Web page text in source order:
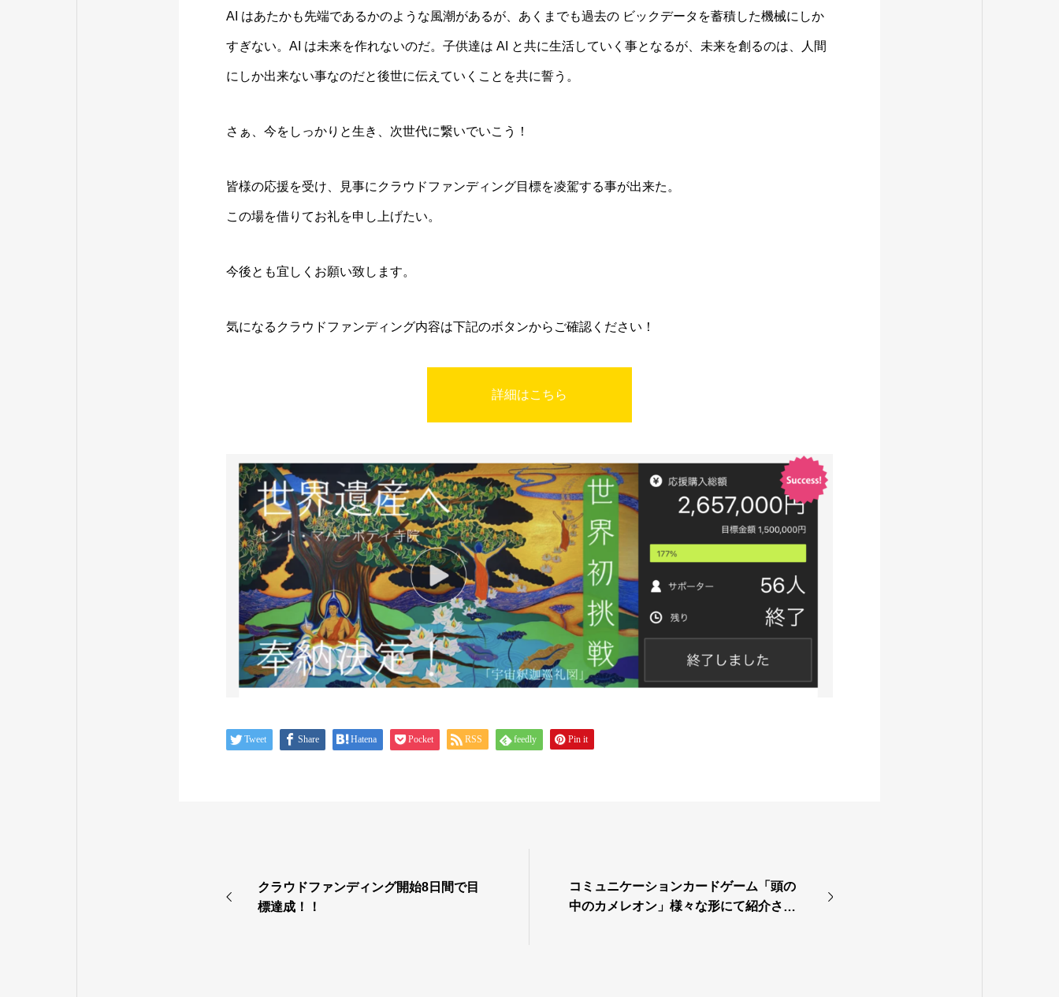
AI はあたかも先端であるかのような風潮があるが、あくまでも過去の ビックデータを蓄積した機械にしか
すぎない。AI は未来を作れないのだ。子供達は AI と共に生活していく事となるが、未来を創るのは、人間
にしか出来ない事なのだと後世に伝えていくことを共に誓う。
さぁ、今をしっかりと生き、次世代に繋いでいこう！
皆様の応援を受け、見事にクラウドファンディング目標を凌駕する事が出来た。
この場を借りてお礼を申し上げたい。
今後とも宜しくお願い致します。
気になるクラウドファンディング内容は下記のボタンからご確認ください！
詳細はこちら
Tweet Share Hatena Pocket RSS feedly Pin it
クラウドファンディング開始8日間で目
標達成！！
コミュニケーションカードゲーム「頭の
中のカメレオン」様々な形にて紹介され